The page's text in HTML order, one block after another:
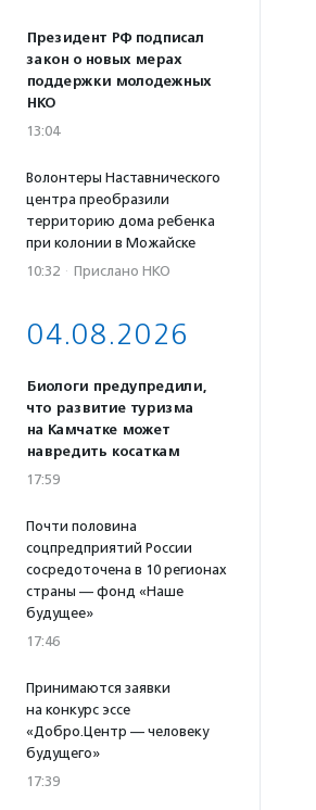
Президент РФ подписал
закон о новых мерах
поддержки молодежных
НКО
13:04
Волонтеры Наставнического
центра преобразили
территорию дома ребенка
при колонии в Можайске
10:32 · Прислано НКО
04.08.2026
Биологи предупредили,
что развитие туризма
на Камчатке может
навредить косаткам
17:59
Почти половина
соцпредприятий России
сосредоточена в 10 регионах
страны — фонд «Наше
будущее»
17:46
Принимаются заявки
на конкурс эссе
«Добро.Центр — человеку
будущего»
17:39